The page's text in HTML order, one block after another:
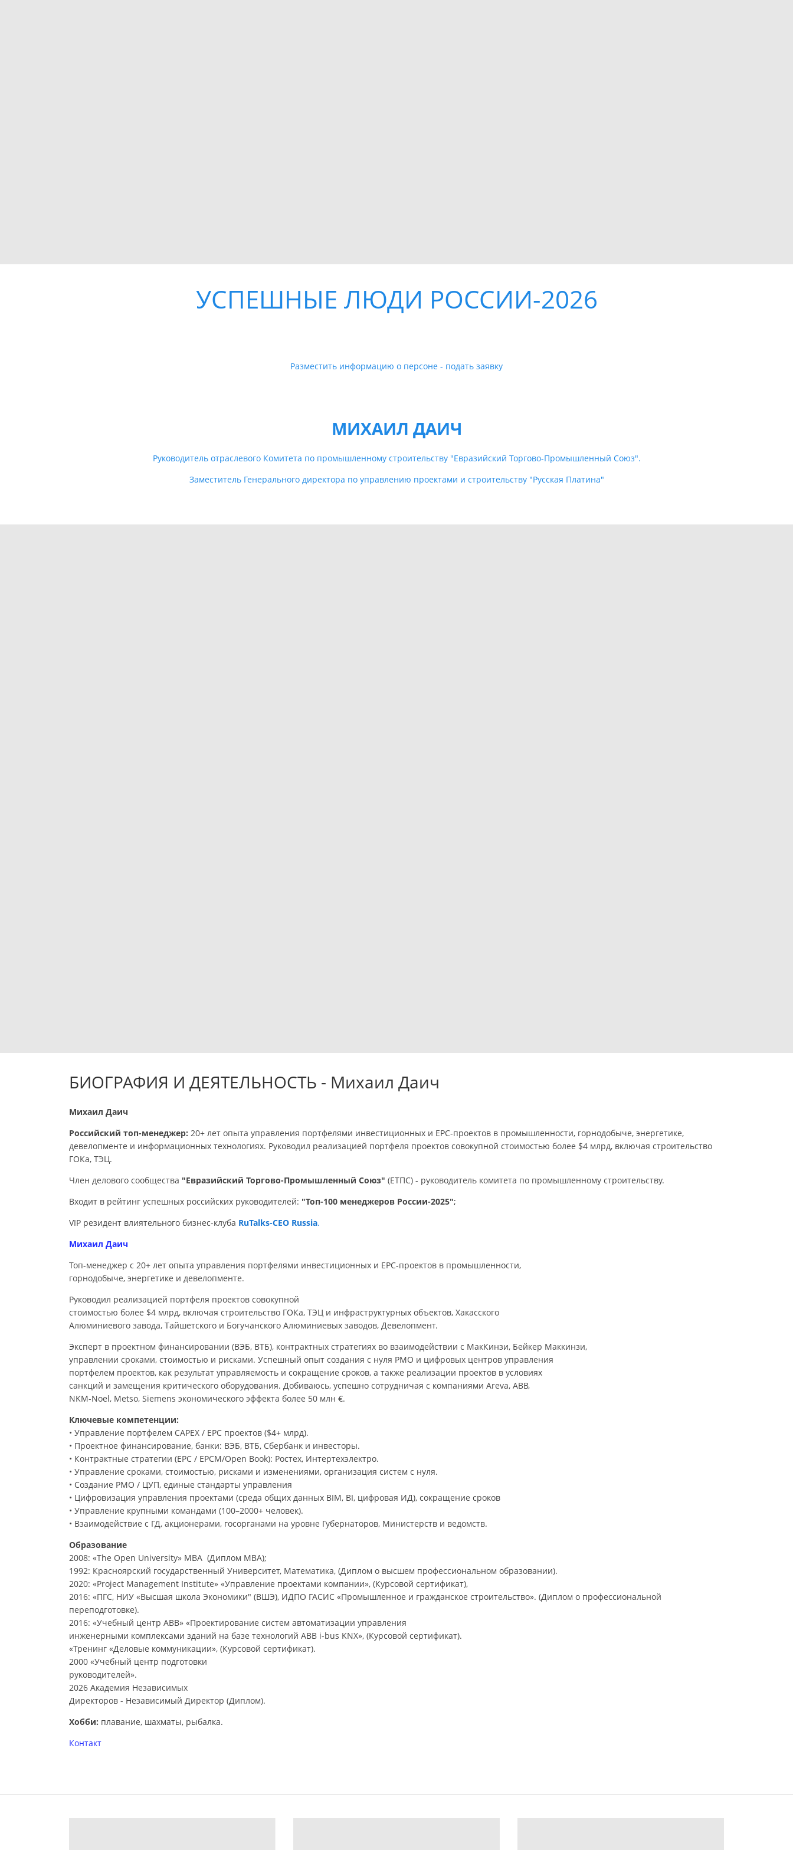
УСПЕШНЫЕ ЛЮДИ РОССИИ-2026
Разместить информацию о персоне - подать заявку
МИХАИЛ ДАИЧ
Руководитель отраслевого Комитета по промышленному строительству "Евразийский Торгово-Промышленный Союз".
Заместитель Генерального директора по управлению проектами и строительству "Русская Платина"
БИОГРАФИЯ И ДЕЯТЕЛЬНОСТЬ - Михаил Даич
Михаил Даич
Российский топ-менеджер: 20+ лет опыта управления портфелями инвестиционных и EPC-проектов в промышленности, горнодобыче, энергетике,
девелопменте и информационных технологиях. Руководил реализацией портфеля проектов совокупной стоимостью более $4 млрд, включая строительство
ГОКа, ТЭЦ.
Член делового сообщества "Евразийский Торгово-Промышленный Союз" (ЕТПС) - руководитель комитета по промышленному строительству.
Входит в рейтинг успешных российских руководителей: "Топ-100 менеджеров России-2025";
VIP резидент влиятельного бизнес-клуба RuTalks-CEO Russia.
Михаил Даич
Топ-менеджер с 20+ лет опыта управления портфелями инвестиционных и EPC-проектов в промышленности,
горнодобыче, энергетике и девелопменте.
Руководил реализацией портфеля проектов совокупной
стоимостью более $4 млрд, включая строительство ГОКа, ТЭЦ и инфраструктурных объектов, Хакасского
Алюминиевого завода, Тайшетского и Богучанского Алюминиевых заводов, Девелопмент.
Эксперт в проектном финансировании (ВЭБ, ВТБ), контрактных стратегиях во взаимодействии с МакКинзи, Бейкер Маккинзи,
управлении сроками, стоимостью и рисками. Успешный опыт создания с нуля PMO и цифровых центров управления
портфелем проектов, как результат управляемость и сокращение сроков, а также реализации проектов в условиях
санкций и замещения критического оборудования. Добиваюсь, успешно сотрудничая с компаниями Areva, ABB,
NKM-Noel, Metso, Siemens экономического эффекта более 50 млн €.
Ключевые компетенции:
• Управление портфелем CAPEX / EPC проектов ($4+ млрд).
• Проектное финансирование, банки: ВЭБ, ВТБ, Сбербанк и инвесторы.
• Контрактные стратегии (EPC / EPCM/Open Book): Ростех, Интертехэлектро.
• Управление сроками, стоимостью, рисками и изменениями, организация систем с нуля.
• Создание PMO / ЦУП, единые стандарты управления
• Цифровизация управления проектами (среда общих данных BIM, BI, цифровая ИД), сокращение сроков
• Управление крупными командами (100–2000+ человек).
• Взаимодействие с ГД, акционерами, госорганами на уровне Губернаторов, Министерств и ведомств.
Образование
2008: «The Open University» МВА (Диплом MBA);
1992: Красноярский государственный Университет, Математика, (Диплом о высшем профессиональном образовании).
2020: «Project Management Institute» «Управление проектами компании», (Курсовой сертификат),
2016: «ПГC, НИУ «Высшая школа Экономики" (ВШЭ), ИДПО ГАСИС «Промышленное и гражданское строительство». (Диплом о профессиональной
переподготовке).
2016: «Учебный центр АВВ» «Проектирование систем автоматизации управления
инженерными комплексами зданий на базе технологий ABB i-bus KNX», (Курсовой сертификат).
«Тренинг «Деловые коммуникации», (Курсовой сертификат).
2000 «Учебный центр подготовки
руководителей».
2026 Академия Независимых
Директоров - Независимый Директор (Диплом).
Хобби: плавание, шахматы, рыбалка.
Контакт